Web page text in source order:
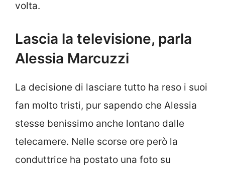
volta.
Lascia la televisione, parla
Alessia Marcuzzi
La decisione di lasciare tutto ha reso i suoi
fan molto tristi, pur sapendo che Alessia
stesse benissimo anche lontano dalle
telecamere. Nelle scorse ore però la
conduttrice ha postato una foto su